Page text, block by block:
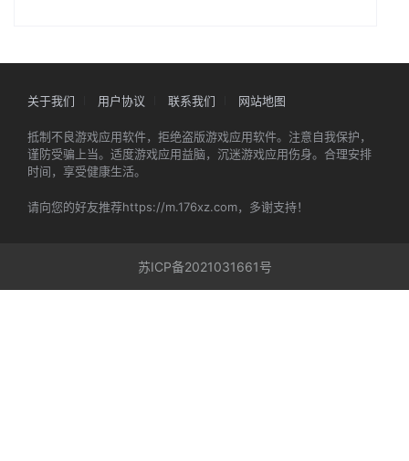
关于我们 用户协议 联系我们 网站地图
抵制不良游戏应用软件，拒绝盗版游戏应用软件。注意自我保护，
谨防受骗上当。适度游戏应用益脑，沉迷游戏应用伤身。合理安排
时间，享受健康生活。
请向您的好友推荐https://m.176xz.com，多谢支持！
苏ICP备2021031661号